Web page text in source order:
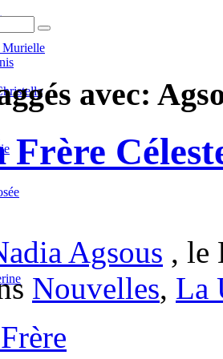
Murielle
avec:
Frère
Agsous , le
Nouvelles, La